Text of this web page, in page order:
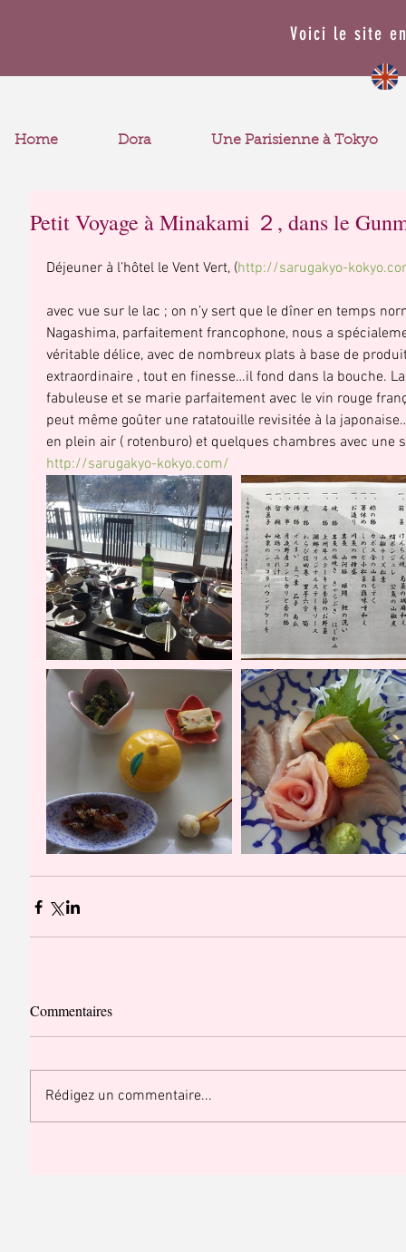
Voici le site
Home Dora Une Parisienne à Tokyo
Petit Voyage à Minakami ２, dans le
Déjeuner à l’hôtel le Vent Vert, (http://sarugakyo-
avec vue sur le lac ; on n’y sert que le dîner en temps
Nagashima, parfaitement francophone, nous a
véritable délice, avec de nombreux plats à base de
extraordinaire , tout en finesse…il fond dans la bouche.
fabuleuse et se marie parfaitement avec le vin rouge
peut même goûter une ratatouille revisitée à la
en plein air ( rotenburo) et quelques chambres avec une
http://sarugakyo-kokyo.com/
Commentaires
Rédigez un commentaire...